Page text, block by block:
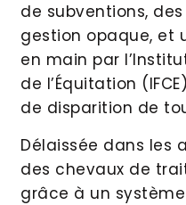
de subventions,
gestion opaque, et
en main par
de l’Équitation
de disparition de
Délaissée dans les
des chevaux de
grâce à un